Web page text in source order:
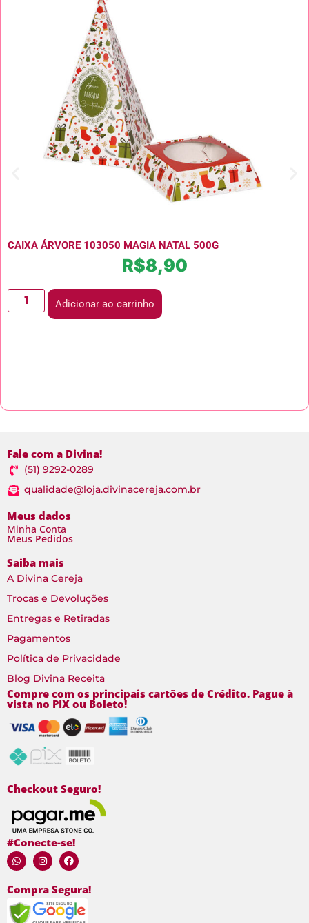
CAIXA ÁRVORE 103050 MAGIA NATAL 500G
R$8,90
Adicionar ao carrinho
Fale com a Divina!
(51) 9292-0289
qualidade@loja.divinacereja.com.br
Meus dados
Minha Conta
Meus Pedidos
Saiba mais
A Divina Cereja
Trocas e Devoluções
Entregas e Retiradas
Pagamentos
Política de Privacidade
Blog Divina Receita
Compre com os principais cartões de Crédito. Pague à
vista no PIX ou Boleto!
Checkout Seguro!
#Conecte-se!
Compra Segura!